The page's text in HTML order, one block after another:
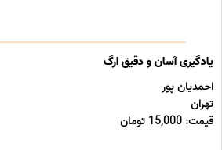
یادگیری آسان و دقیق ارگ
احمدیان پور
تهران
قیمت: 15,000 تومان